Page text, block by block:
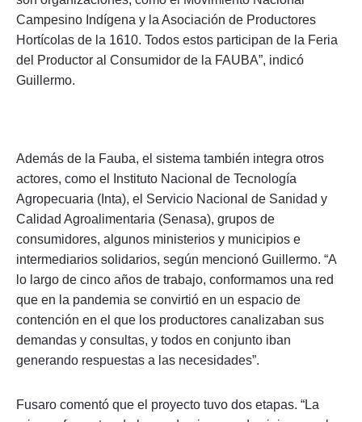
Campesino Indígena y la Asociación de Productores
Hortícolas de la 1610. Todos estos participan de la Feria
del Productor al Consumidor de la FAUBA”, indicó
Guillermo.
Además de la Fauba, el sistema también integra otros
actores, como el Instituto Nacional de Tecnología
Agropecuaria (Inta), el Servicio Nacional de Sanidad y
Calidad Agroalimentaria (Senasa), grupos de
consumidores, algunos ministerios y municipios e
intermediarios solidarios, según mencionó Guillermo. “A
lo largo de cinco años de trabajo, conformamos una red
que en la pandemia se convirtió en un espacio de
contención en el que los productores canalizaban sus
demandas y consultas, y todos en conjunto iban
generando respuestas a las necesidades”.
Fusaro comentó que el proyecto tuvo dos etapas. “La